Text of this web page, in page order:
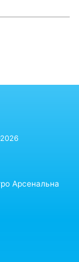
Арсенальна